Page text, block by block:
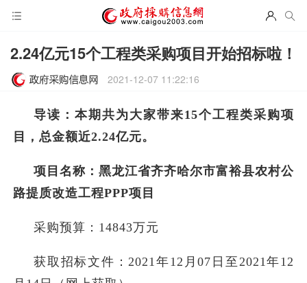
2.24亿元15个工程类采购项目开始招标啦！
2021-12-07 11:22:16
导读：本期共为大家带来15个工程类采购项
目，总金额近2.24亿元。
项目名称：黑龙江省齐齐哈尔市富裕县农村公
路提质改造工程PPP项目
采购预算：14843万元
获取招标文件：2021年12月07日至2021年12